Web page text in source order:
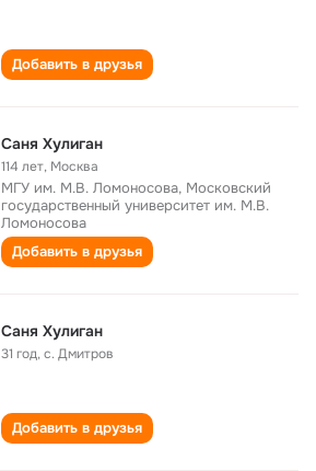
Добавить в друзья
Саня Хулиган
114 лет, Москва
МГУ им. М.В. Ломоносова, Московский
государственный университет им. М.В.
Ломоносова
Добавить в друзья
Саня Хулиган
31 год,с. Дмитров
Добавить в друзья